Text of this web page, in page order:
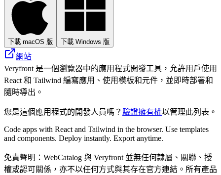
下載 macOS 版 下載 Windows 版
網站
Veryfront 是一個瀏覽器中的應用程式開發工具，允許用戶使用
React 和 Tailwind 編寫應用、使用模板和元件，並即時部署和
隨時導出。
您是這個應用程式的開發人員嗎？ 驗證擁有權以管理此列表。
Code apps with React and Tailwind in the browser. Use templates
and components. Deploy instantly. Export anytime.
免責聲明：WebCatalog 與 Veryfront 並無任何隸屬、關聯、授
權或認可關係，亦不以任何方式與其存在官方連結。所有產品